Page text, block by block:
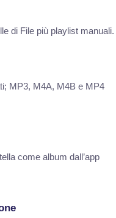
di File più playlist manuali.
MP3, M4A, M4B e MP4
come album dall’app